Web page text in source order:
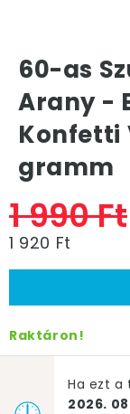
60-as
Arany -
Konfetti
gramm
1 990 Ft
1 920 Ft
Raktáron!
Ha ezt a
2026.